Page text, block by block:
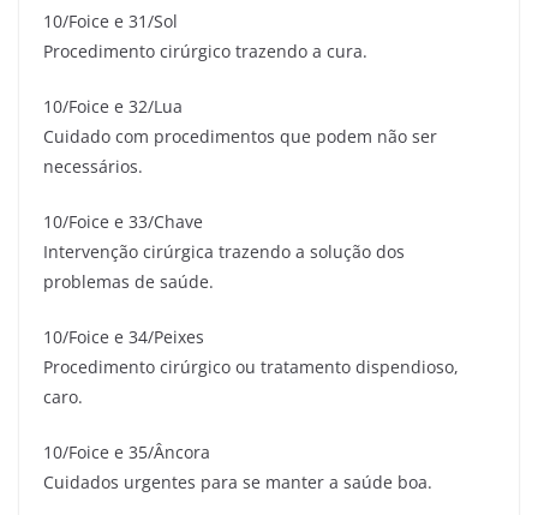
10/Foice e 31/Sol
Procedimento cirúrgico trazendo a cura.
10/Foice e 32/Lua
Cuidado com procedimentos que podem não ser
necessários.
10/Foice e 33/Chave
Intervenção cirúrgica trazendo a solução dos
problemas de saúde.
10/Foice e 34/Peixes
Procedimento cirúrgico ou tratamento dispendioso,
caro.
10/Foice e 35/Âncora
Cuidados urgentes para se manter a saúde boa.